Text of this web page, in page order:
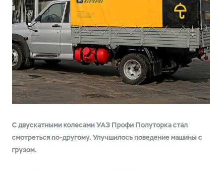
С двускатными колесами УАЗ Профи Полуторка стал
смотреться по-другому. Улучшилось поведение машины с
грузом.